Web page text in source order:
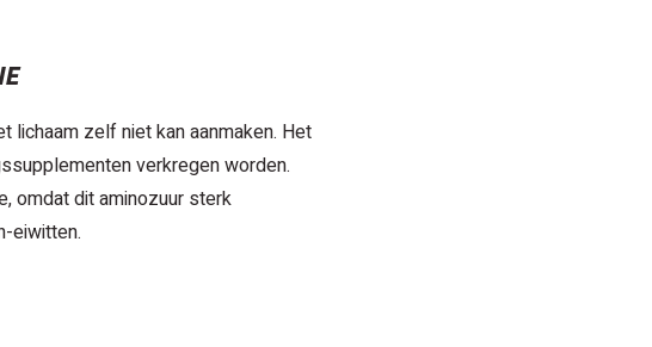
zelf niet kan aanmaken. Het
verkregen worden.
omdat dit aminozuur sterk
eiwitten.